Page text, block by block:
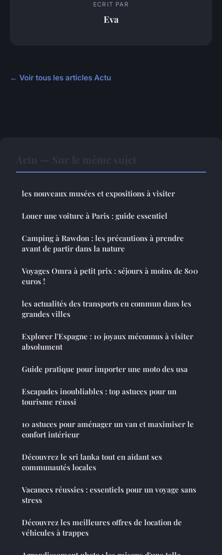
ECRIT PAR
Eva
← Voir tous les articles Actu
les nouveaux musées et expositions à visiter
Louer une voiture à Paris : guide essentiel
Camping à Rawdon : les précautions à prendre
avant de partir dans la nature
Voyages Omra à petit prix : séjours à moins de 800
euros !
les actualités des transports en commun dans les
grandes villes
Explorer l'Espagne : 10 joyaux méconnus à visiter
absolument
Guide pratique pour importer une moto des usa
Escapades inoubliables : top astuces pour un
tourisme réussi
10 astuces pour aménager un van et maximiser le
confort intérieur
Découvrez le sri lanka tout en aidant ses
communautés locales
Vacances réussies : essentiels pour un voyage sans
stress
Découvrez les meilleures offres de location de
véhicules à trappes